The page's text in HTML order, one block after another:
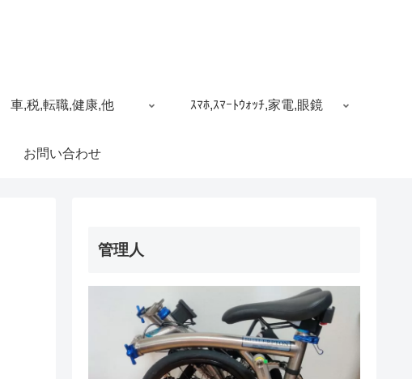
車,税,転職,健康,他 ｽﾏﾎ,ｽﾏｰﾄｳｫｯﾁ,家電,眼鏡
お問い合わせ
管理人